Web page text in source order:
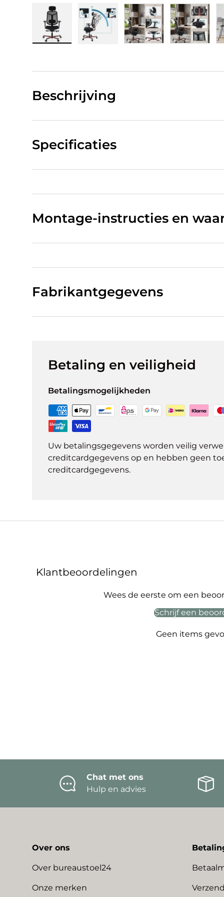
Beschrijving
Specificaties
Montage-instructies en
Fabrikantgegevens
Betaling en veiligheid
Betalingsmogelijkheden
Uw betalingsgegevens worden veilig
creditcardgegevens op en hebben geen
creditcardgegevens.
Klantbeoordelingen
Wees de eerste om een
Schrijf een
Geen items
Chat met ons
Hulp en advies
Over ons
Over bureaustoel24
Onze merken